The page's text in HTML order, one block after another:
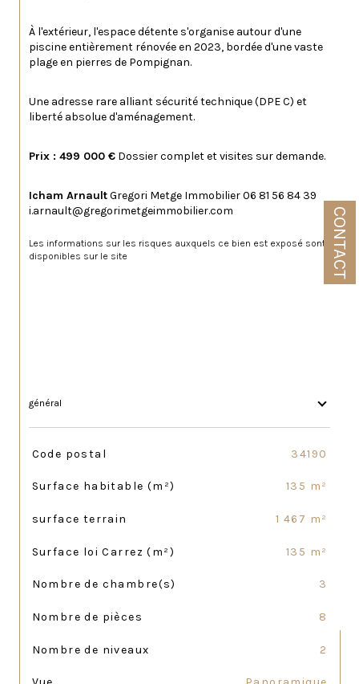
CONTACT
À l'extérieur, l'espace détente s'organise autour d'une
piscine entièrement rénovée en 2023, bordée d'une vaste
plage en pierres de Pompignan.
Une adresse rare alliant sécurité technique (DPE C) et
liberté absolue d'aménagement.
Prix : 499 000 € Dossier complet et visites sur demande.
Icham Arnault Gregori Metge Immobilier 06 81 56 84 39
i.arnault@gregorimetgeimmobilier.com
Les informations sur les risques auxquels ce bien est exposé sont
disponibles sur le site
général
TRAD_SIROCCO_Caracteristique
Code postal 34190
Surface habitable (m²) 135 m²
surface terrain 1 467 m²
Surface loi Carrez (m²) 135 m²
Nombre de chambre(s) 3
Nombre de pièces 8
Nombre de niveaux 2